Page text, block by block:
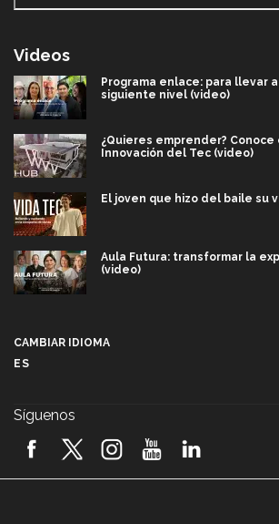
Videos
Programa enlace: para llevar
siguiente nivel (video)
¿Quieres emprender? Conoce
Innovación del Tec (video)
El joven que hizo del baile su
Aula Futura: transformar la
(video)
2026! (video)
CAMBIAR IDIOMA
ES
Síguenos